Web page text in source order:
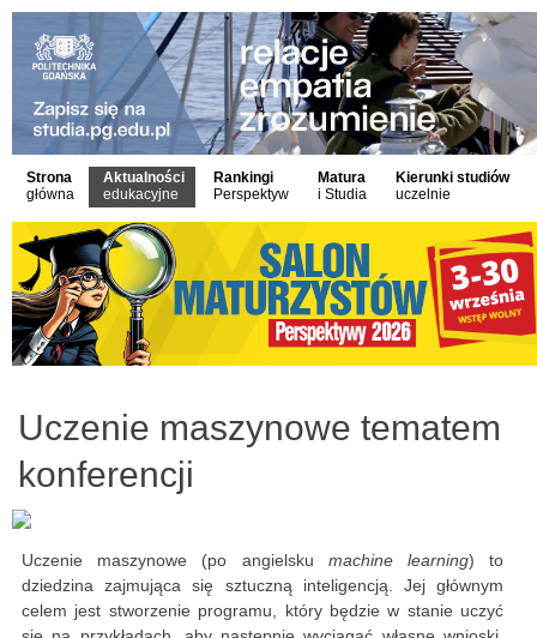
Strona
główna
Aktualności
edukacyjne
Rankingi
Perspektyw
Matura
i Studia
Kierunki studiów
uczelnie
Uczenie maszynowe tematem
konferencji
Uczenie maszynowe (po angielsku machine learning) to
dziedzina zajmująca się sztuczną inteligencją. Jej głównym
celem jest stworzenie programu, który będzie w stanie uczyć